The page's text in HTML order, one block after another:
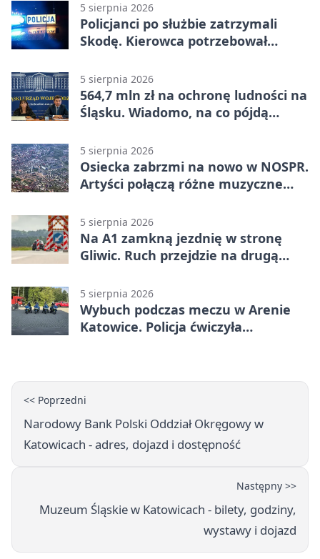
5 sierpnia 2026
Policjanci po służbie zatrzymali
Skodę. Kierowca potrzebował
5 sierpnia 2026
564,7 mln zł na ochronę ludności na
Śląsku. Wiadomo, na co pójdą
5 sierpnia 2026
Osiecka zabrzmi na nowo w NOSPR.
Artyści połączą różne muzyczne
5 sierpnia 2026
Na A1 zamkną jezdnię w stronę
Gliwic. Ruch przejdzie na drugą
5 sierpnia 2026
Wybuch podczas meczu w Arenie
Katowice. Policja ćwiczyła
<< Poprzedni
Narodowy Bank Polski Oddział Okręgowy w
Katowicach - adres, dojazd i dostępność
Następny >>
Muzeum Śląskie w Katowicach - bilety, godziny,
wystawy i dojazd